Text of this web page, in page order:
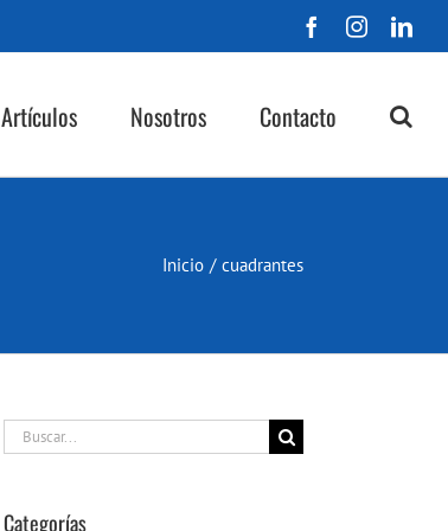
Facebook
Artículos Nosotros Contacto
Inicio / cuadrantes
Buscar:
Categorías